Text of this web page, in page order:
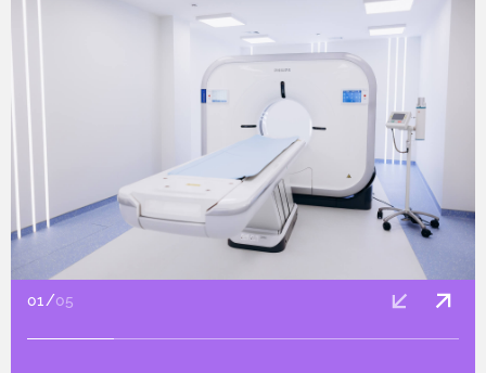
01/05